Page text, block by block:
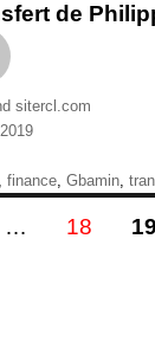
de
sitercl.com
, finance, Gbamin,
… PAGE
18 19